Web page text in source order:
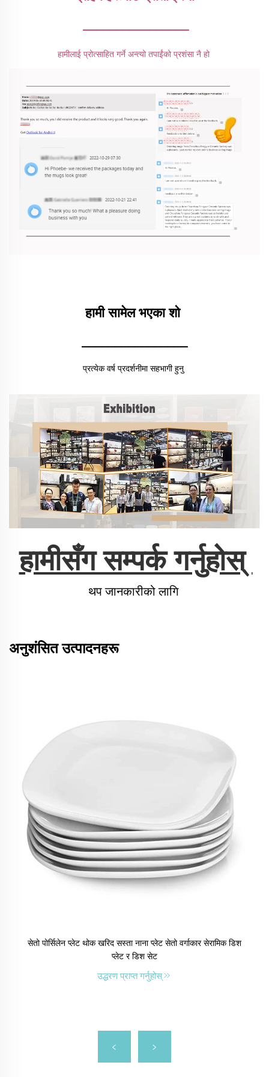
________________
हामीलाई प्रोत्साहित गर्ने अन्त्यो तपाईंको प्रशंसा नै हो
हामी सामेल भएका शो
________________
प्रत्येक वर्ष प्रदर्शनीमा सहभागी हुनु
हामीसँग सम्पर्क गर्नुहोस्
थप जानकारीको लागि
अनुशंसित उत्पादनहरू
सेतो पोर्सिलेन प्लेट थोक खरिद सस्ता नाना प्लेट सेतो वर्गाकार सेरामिक डिश
प्लेट र डिश सेट
उद्धरण प्राप्त गर्नुहोस्